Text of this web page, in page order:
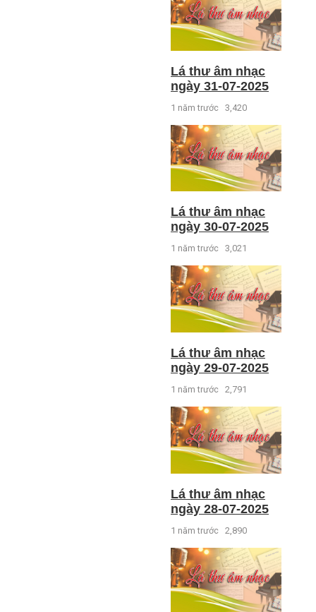
Lá thư âm nhạc
ngày 31-07-2025
1 năm trước 3,420
Lá thư âm nhạc
ngày 30-07-2025
1 năm trước 3,021
Lá thư âm nhạc
ngày 29-07-2025
1 năm trước 2,791
Lá thư âm nhạc
ngày 28-07-2025
1 năm trước 2,890